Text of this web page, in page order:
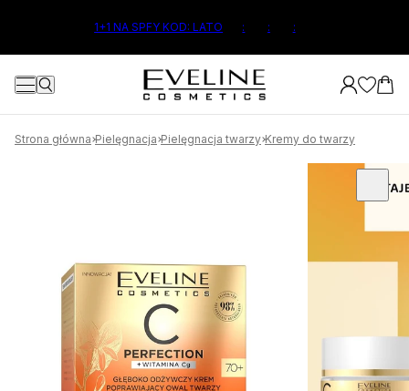
1+1 NA SPFY KOD: LATO : : :
Strona główna Pielęgnacja Pielęgnacja twarzy Kremy do twarzy